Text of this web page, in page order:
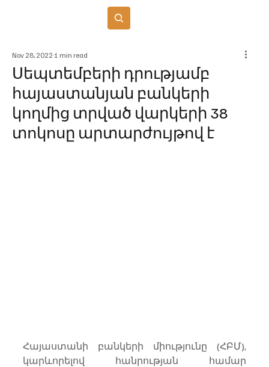
Սեպտեմբերի դրությամբ
հայաստանյան բանկերի
կողմից տրված վարկերի 38
տոկոսը արտարժույթով է
Nov 28, 2022 1 min read
Հայաստանի բանկերի միությունը (ՀԲՄ),
կարևորելով հանրության համար